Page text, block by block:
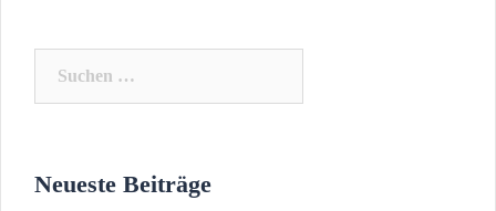
Neueste Beiträge